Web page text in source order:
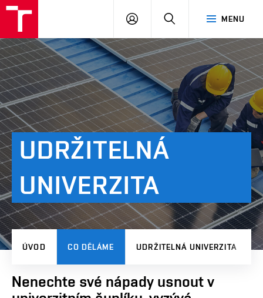
MENU
PŘIHLÁSIT
UDRŽITELNÁ
UNIVERZITA
ÚVOD CO DĚLÁME UDRŽITELNÁ UNIVERZITA
Nenechte své nápady usnout v